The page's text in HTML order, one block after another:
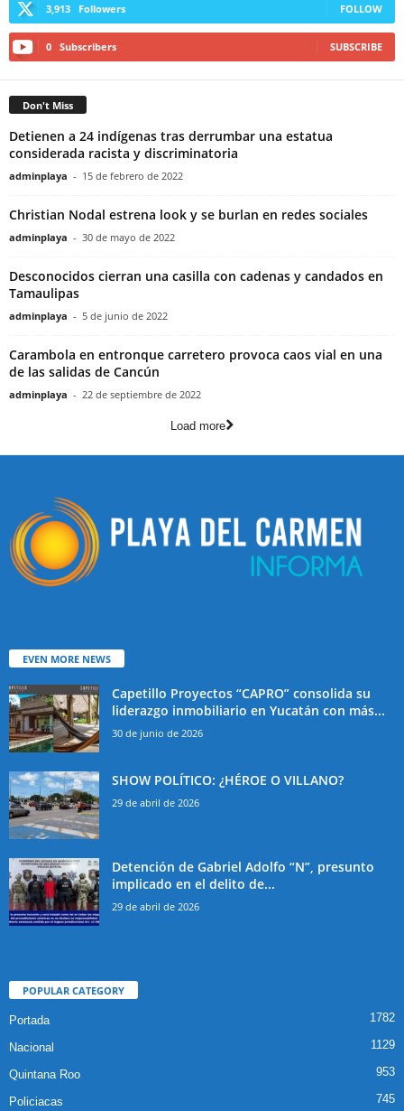
3,913 Followers FOLLOW
0 Subscribers SUBSCRIBE
Don't Miss
Detienen a 24 indígenas tras derrumbar una estatua
considerada racista y discriminatoria
adminplaya - 15 de febrero de 2022
Christian Nodal estrena look y se burlan en redes sociales
adminplaya - 30 de mayo de 2022
Desconocidos cierran una casilla con cadenas y candados en
Tamaulipas
adminplaya - 5 de junio de 2022
Carambola en entronque carretero provoca caos vial en una
de las salidas de Cancún
adminplaya - 22 de septiembre de 2022
Load more
EVEN MORE NEWS
Capetillo Proyectos “CAPRO” consolida su
liderazgo inmobiliario en Yucatán con más...
30 de junio de 2026
SHOW POLÍTICO: ¿HÉROE O VILLANO?
29 de abril de 2026
Detención de Gabriel Adolfo “N”, presunto
implicado en el delito de...
29 de abril de 2026
POPULAR CATEGORY
Portada 1782
Nacional 1129
Quintana Roo 953
Policiacas 745